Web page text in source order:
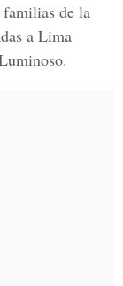
familias de la
a Lima